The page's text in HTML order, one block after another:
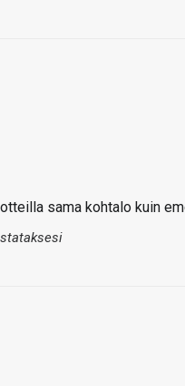
sama kohtalo kuin